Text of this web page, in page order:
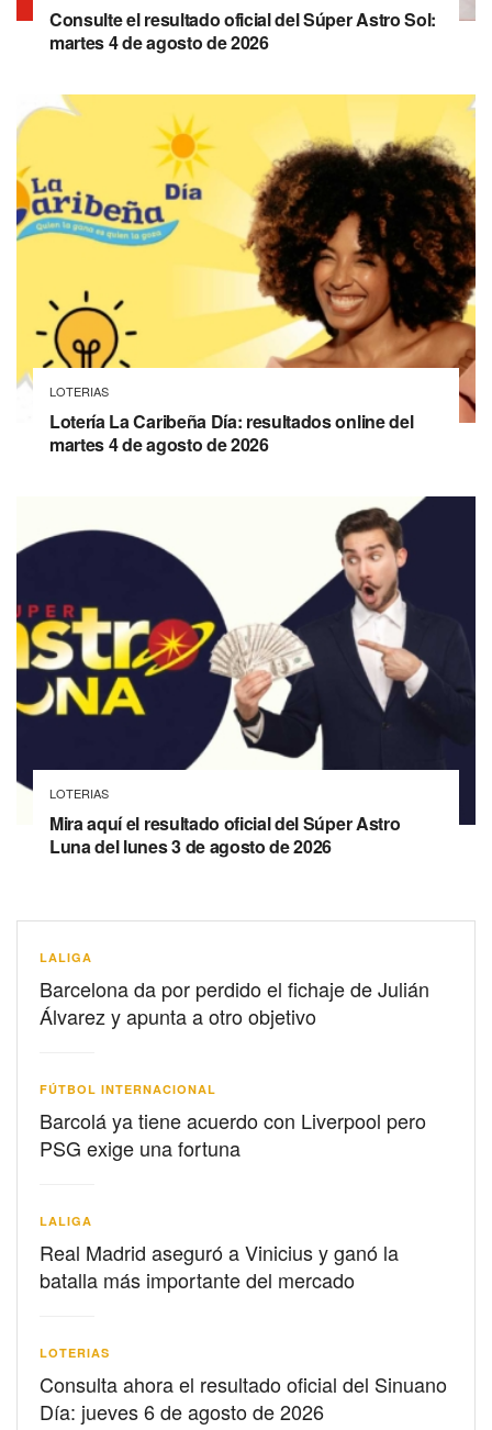
Consulte el resultado oficial del Súper Astro Sol:
martes 4 de agosto de 2026
LOTERIAS
Lotería La Caribeña Día: resultados online del
martes 4 de agosto de 2026
LOTERIAS
Mira aquí el resultado oficial del Súper Astro
Luna del lunes 3 de agosto de 2026
LALIGA
Barcelona da por perdido el fichaje de Julián
Álvarez y apunta a otro objetivo
FÚTBOL INTERNACIONAL
Barcolá ya tiene acuerdo con Liverpool pero
PSG exige una fortuna
LALIGA
Real Madrid aseguró a Vinicius y ganó la
batalla más importante del mercado
LOTERIAS
Consulta ahora el resultado oficial del Sinuano
Día: jueves 6 de agosto de 2026